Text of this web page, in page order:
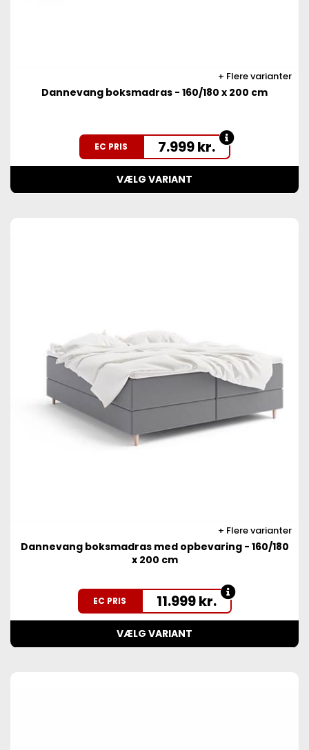
Flere varianter
Dannevang boksmadras - 160/180 x 200 cm
EC PRIS 7.999kr.
VÆLG VARIANT
Flere varianter
Dannevang boksmadras med opbevaring - 160/180
x 200 cm
EC PRIS 11.999kr.
VÆLG VARIANT